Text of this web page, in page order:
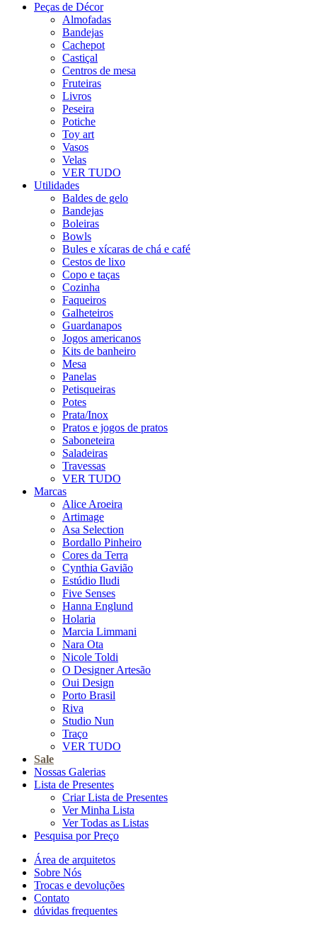
Peças de Décor
Almofadas
Bandejas
Cachepot
Castiçal
Centros de mesa
Fruteiras
Livros
Peseira
Potiche
Toy art
Vasos
Velas
VER TUDO
Utilidades
Baldes de gelo
Bandejas
Boleiras
Bowls
Bules e xícaras de chá e café
Cestos de lixo
Copo e taças
Cozinha
Faqueiros
Galheteiros
Guardanapos
Jogos americanos
Kits de banheiro
Mesa
Panelas
Petisqueiras
Potes
Prata/Inox
Pratos e jogos de pratos
Saboneteira
Saladeiras
Travessas
VER TUDO
Marcas
Alice Aroeira
Artimage
Asa Selection
Bordallo Pinheiro
Cores da Terra
Cynthia Gavião
Estúdio Iludi
Five Senses
Hanna Englund
Holaria
Marcia Limmani
Nara Ota
Nicole Toldi
O Designer Artesão
Oui Design
Porto Brasil
Riva
Studio Nun
Traço
VER TUDO
Sale
Nossas Galerias
Lista de Presentes
Criar Lista de Presentes
Ver Minha Lista
Ver Todas as Listas
Pesquisa por Preço
Área de arquitetos
Sobre Nós
Trocas e devoluções
Contato
dúvidas frequentes